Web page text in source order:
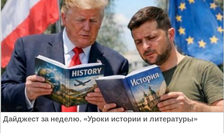
Дайджест за неделю. «Уроки истории и литературы»